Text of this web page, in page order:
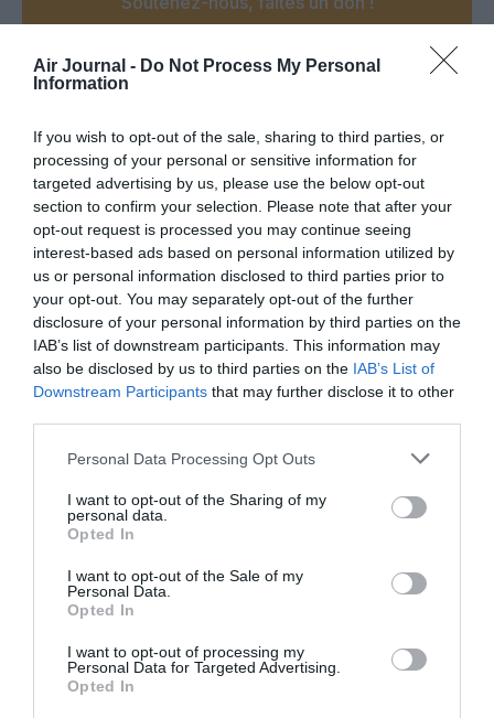
Air Journal - Do Not Process My Personal
Information
If you wish to opt-out of the sale, sharing to third parties, or
processing of your personal or sensitive information for
targeted advertising by us, please use the below opt-out
section to confirm your selection. Please note that after your
opt-out request is processed you may continue seeing
interest-based ads based on personal information utilized by
us or personal information disclosed to third parties prior to
your opt-out. You may separately opt-out of the further
disclosure of your personal information by third parties on the
IAB’s list of downstream participants. This information may
also be disclosed by us to third parties on the IAB’s List of
Downstream Participants that may further disclose it to other
Personal Data Processing Opt Outs
I want to opt-out of the Sharing of my
personal data.
Opted In
I want to opt-out of the Sale of my
Personal Data.
Opted In
I want to opt-out of processing my
Personal Data for Targeted Advertising.
Opted In
NOUS SOUTENIR
PARTAGER L'ARTICLE
FacebookTwitterPinterestLinkedInEmail Print
Aucun commentaire !
LAISSER UN COMMENTAIRE
FAIRE UN DON
Soutenez Air Journal participez
à son
développement !